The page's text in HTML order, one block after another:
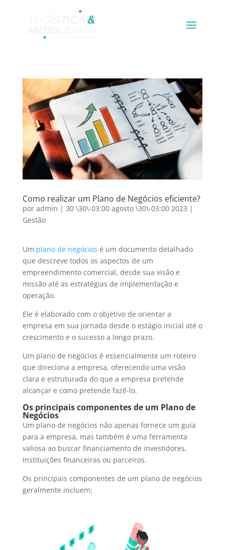
Como realizar um Plano de Negócios eficiente?
por admin | 30 \30\-03:00 agosto \30\-03:00 2023 |
Gestão
Um plano de negócios é um documento detalhado
que descreve todos os aspectos de um
empreendimento comercial, desde sua visão e
missão até as estratégias de implementação e
operação.
Ele é elaborado com o objetivo de orientar a
empresa em sua jornada desde o estágio inicial até o
crescimento e o sucesso a longo prazo.
Um plano de negócios é essencialmente um roteiro
que direciona a empresa, oferecendo uma visão
clara e estruturada do que a empresa pretende
alcançar e como pretende fazê-lo.
Os principais componentes de um Plano de
Negócios
Um plano de negócios não apenas fornece um guia
para a empresa, mas também é uma ferramenta
valiosa ao buscar financiamento de investidores,
instituições financeiras ou parceiros.
Os principais componentes de um plano de negócios
geralmente incluem: